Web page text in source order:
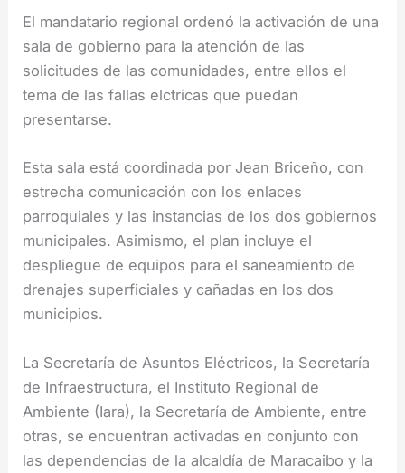
El mandatario regional ordenó la activación de una
sala de gobierno para la atención de las
solicitudes de las comunidades, entre ellos el
tema de las fallas elctricas que puedan
presentarse.
Esta sala está coordinada por Jean Briceño, con
estrecha comunicación con los enlaces
parroquiales y las instancias de los dos gobiernos
municipales. Asimismo, el plan incluye el
despliegue de equipos para el saneamiento de
drenajes superficiales y cañadas en los dos
municipios.
La Secretaría de Asuntos Eléctricos, la Secretaría
de Infraestructura, el Instituto Regional de
Ambiente (Iara), la Secretaría de Ambiente, entre
otras, se encuentran activadas en conjunto con
las dependencias de la alcaldía de Maracaibo y la